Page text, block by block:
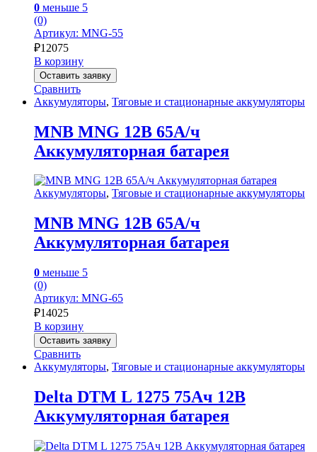
0 меньше 5
(0)
Артикул: MNG-55
₽12075
В корзину
Оставить заявку
Сравнить
Аккумуляторы, Тяговые и стационарные аккумуляторы
MNB MNG 12В 65А/ч
Аккумуляторная батарея
Аккумуляторы, Тяговые и стационарные аккумуляторы
MNB MNG 12В 65А/ч
Аккумуляторная батарея
0 меньше 5
(0)
Артикул: MNG-65
₽14025
В корзину
Оставить заявку
Сравнить
Аккумуляторы, Тяговые и стационарные аккумуляторы
Delta DTM L 1275 75Ач 12В
Аккумуляторная батарея